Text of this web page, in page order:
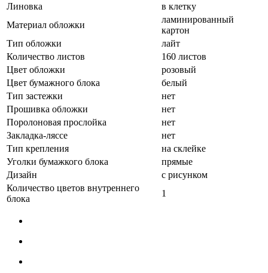
Линовка
в клетку
Материал обложки
ламинированный
картон
Тип обложки
лайт
Количество листов
160 листов
Цвет обложки
розовый
Цвет бумажного блока
белый
Тип застежки
нет
Прошивка обложки
нет
Поролоновая прослойка
нет
Закладка-ляссе
нет
Тип крепления
на склейке
Уголки бумажкого блока
прямые
Дизайн
с рисунком
Количество цветов внутреннего
блока
1